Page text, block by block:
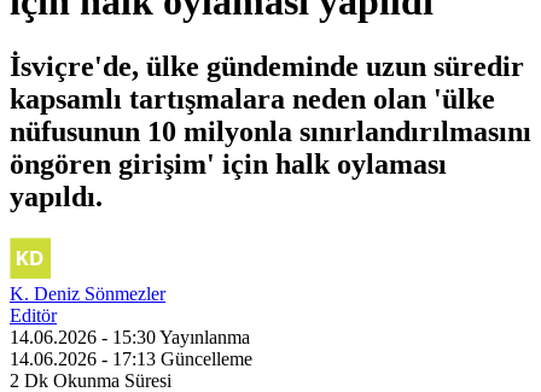
İsviçre'de, ülke gündeminde uzun süredir
kapsamlı tartışmalara neden olan 'ülke
nüfusunun 10 milyonla sınırlandırılmasını
öngören girişim' için halk oylaması
yapıldı.
K. Deniz Sönmezler
Editör
14.06.2026 - 15:30Yayınlanma
14.06.2026 - 17:13 Güncelleme
2 Dk Okunma Süresi